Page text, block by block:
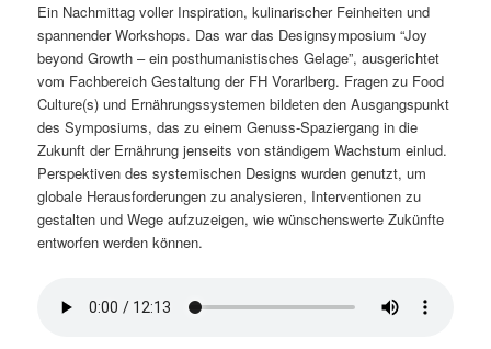
Ein Nachmittag voller Inspiration, kulinarischer Feinheiten und
spannender Workshops. Das war das Designsymposium “Joy
beyond Growth – ein posthumanistisches Gelage”, ausgerichtet
vom Fachbereich Gestaltung der FH Vorarlberg. Fragen zu Food
Culture(s) und Ernährungssystemen bildeten den Ausgangspunkt
des Symposiums, das zu einem Genuss-Spaziergang in die
Zukunft der Ernährung jenseits von ständigem Wachstum einlud.
Perspektiven des systemischen Designs wurden genutzt, um
globale Herausforderungen zu analysieren, Interventionen zu
gestalten und Wege aufzuzeigen, wie wünschenswerte Zukünfte
entworfen werden können.